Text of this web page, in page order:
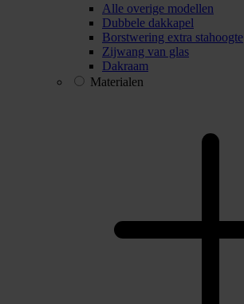
Alle overige modellen
Dubbele dakkapel
Borstwering extra stahoogte
Zijwang van glas
Dakraam
Materialen